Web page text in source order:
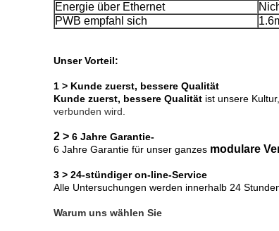
Energie über Ethernet
PWB empfahl sich
Unser Vorteil:
1 > Kunde zuerst, bessere Qualität
Kunde zuerst, bessere Qualität ist unsere Kultur,
verbunden wird.
2 > 6 Jahre Garantie-
6 Jahre Garantie für unser ganzes modulare
3 > 24-stündiger on-line-Service
Alle Untersuchungen werden innerhalb 24
Warum uns wählen Sie